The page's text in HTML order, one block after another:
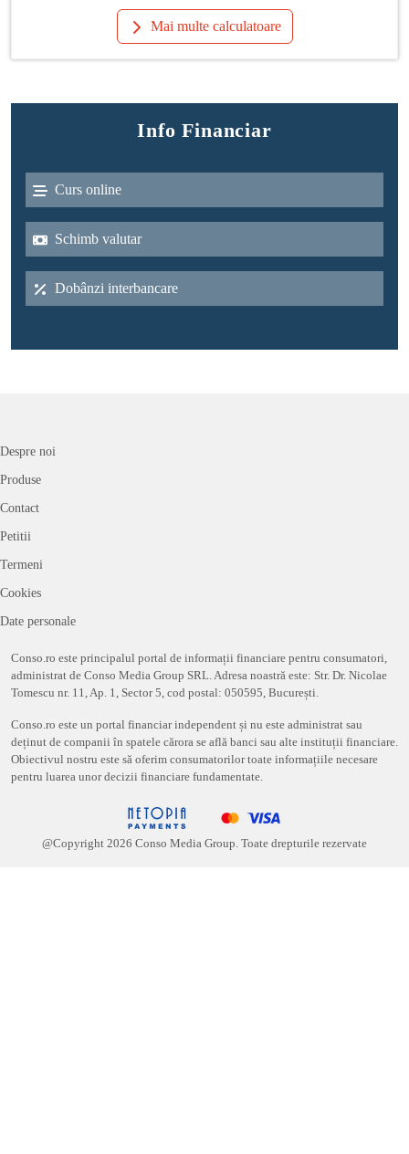
Mai multe calculatoare
Info Financiar
Curs online
Schimb valutar
Dobânzi interbancare
Despre noi
Produse
Contact
Petitii
Termeni
Cookies
Date personale
Conso.ro este principalul portal de informații financiare pentru consumatori,
administrat de Conso Media Group SRL. Adresa noastră este: Str. Dr. Nicolae
Tomescu nr. 11, Ap. 1, Sector 5, cod postal: 050595, București.
Conso.ro este un portal financiar independent și nu este administrat sau
deținut de companii în spatele cărora se află banci sau alte instituții financiare.
Obiectivul nostru este să oferim consumatorilor toate informațiile necesare
pentru luarea unor decizii financiare fundamentate.
@Copyright 2026 Conso Media Group. Toate drepturile rezervate